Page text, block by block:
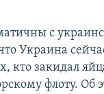
с
Украина
кто закидал
флоту. Об